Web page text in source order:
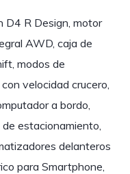
D4 R Design, motor
AWD, caja de
modos de
velocidad crucero,
a bordo,
estacionamiento,
delanteros
para Smartphone,